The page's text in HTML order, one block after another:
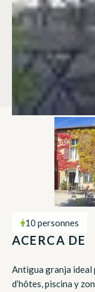
10 personnes
ACERCA DE
Antigua granja ideal
d’hôtes, piscina y